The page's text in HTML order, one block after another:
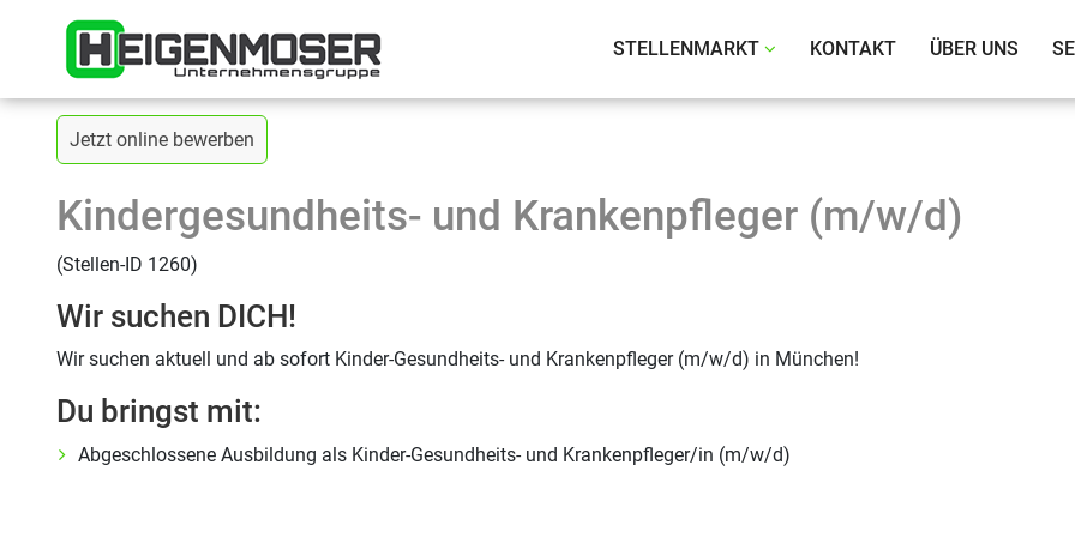
Startseite Heigenmoser GmbH
STELLENMARKT KONTAKT ÜBER UNS
Zurück zur vorherigen Seite
Jetzt online bewerben
Kindergesundheits- und Krankenpfleger (m/w/d)
(Stellen-ID 1260)
Wir suchen DICH!
Wir suchen aktuell und ab sofort Kinder-Gesundheits- und Krankenpfleger (m/w/d) in München!
Du bringst mit:
Abgeschlossene Ausbildung als Kinder-Gesundheits- und Krankenpfleger/in (m/w/d)